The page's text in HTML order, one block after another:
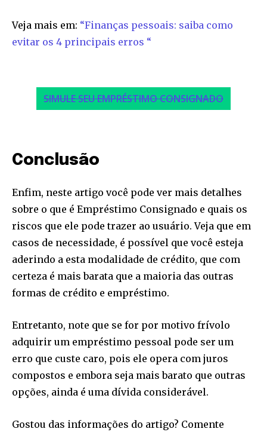
To subscribe, simply enter your email address on our website
or click the subscribe button below. Don't worry, we respect
[td_block_social_counter style=”style7 td-social-boxed”
manual_count_instagram=”32111″ instagram=”#” twitch=”#”
manual_count_twitch=”11243″ tiktok=”#”
manual_count_tiktok=”32214″ f_network_font_family=”tt-
primary-font_global” f_counters_font_family=”tt-primary-
font_global”
Veja mais em: “Finanças pessoais: saiba como
evitar os 4 principais erros “
SIMULE SEU EMPRÉSTIMO CONSIGNADO
Conclusão
Enfim, neste artigo você pode ver mais detalhes
sobre o que é Empréstimo Consignado e quais os
riscos que ele pode trazer ao usuário. Veja que em
casos de necessidade, é possível que você esteja
aderindo a esta modalidade de crédito, que com
certeza é mais barata que a maioria das outras
formas de crédito e empréstimo.
Entretanto, note que se for por motivo frívolo
adquirir um empréstimo pessoal pode ser um
erro que custe caro, pois ele opera com juros
compostos e embora seja mais barato que outras
opções, ainda é uma dívida considerável.
Gostou das informações do artigo? Comente